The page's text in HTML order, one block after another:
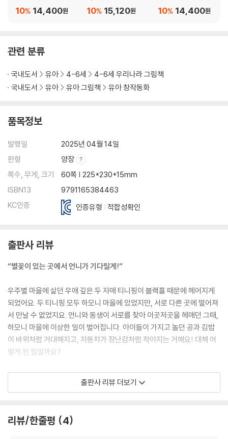
: 다시 열린 프린세스 회
14,400원
10% 15,120원
10%
다이아나핑의 진심
14,400원
10%
관련 분류
국내도서 유아 4-6세
4-6세 우리나라 그림책
국내도서
유아 유아 그림책 유아 창작동화
품목정보
발행일
2025년 04월 14일
판형
양장
쪽수, 무게, 크기
60쪽 | 225*230*15mm
ISBN13
9791165384463
KC인증
인증유형 : 적합성확인
출판사 리뷰
“별꽃이 있는 곳에서 언니가 기다릴게!”
우주별 마을에 살던 우애 깊은 두 자매 티니핑이 블랙홀 때문에 헤어지게
되었어요. 두 티니핑 모두 하모니 마을에 있었지만, 서로 다른 곳에 떨어져
서 만날 수 없었지요. 언니와 동생이 서로를 찾아 이곳저곳을 헤매던 그때,
하모니 마을에 이상한 일이 벌어집니다. 아이들이 가지고 놀던 공과 김밥
이 바위처럼 거대해지고, 자동차가 장난감처럼 작아지는 거예요! 대체 어
떻게 된 일일까요?
반짝이는 별꽃이 있는 곳에서 만나기로 약속했던 두 자매는 과연 지구의
하모니 마을에서 우주별마을의 별꽃을 찾아 다시 만날 수 있을까요? 『슈팅
출판사 리뷰 더보기
리뷰/한줄평 4